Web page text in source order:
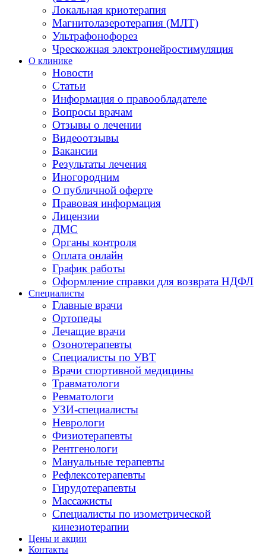
Локальная криотерапия
Магнитолазеротерапия (МЛТ)
Ультрафонофорез
Чрескожная электронейростимуляция
О клинике
Новости
Статьи
Информация о правообладателе
Вопросы врачам
Отзывы о лечении
Видеоотзывы
Вакансии
Результаты лечения
Иногородним
О публичной оферте
Правовая информация
Лицензии
ДМС
Органы контроля
Оплата онлайн
График работы
Оформление справки для возврата НДФЛ
Специалисты
Главные врачи
Ортопеды
Лечащие врачи
Озонотерапевты
Специалисты по УВТ
Врачи спортивной медицины
Травматологи
Ревматологи
УЗИ-специалисты
Неврологи
Физиотерапевты
Рентгенологи
Мануальные терапевты
Рефлексотерапевты
Гирудотерапевты
Массажисты
Специалисты по изометрической
кинезиотерапии
Цены и акции
Контакты